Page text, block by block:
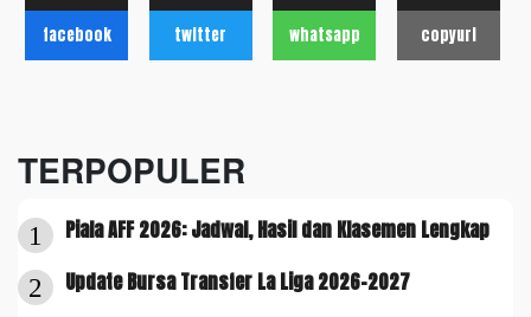
facebook twitter whatsapp copyurl
TERPOPULER
1 Piala AFF 2026: Jadwal, Hasil dan Klasemen Lengkap
2 Update Bursa Transfer La Liga 2026-2027